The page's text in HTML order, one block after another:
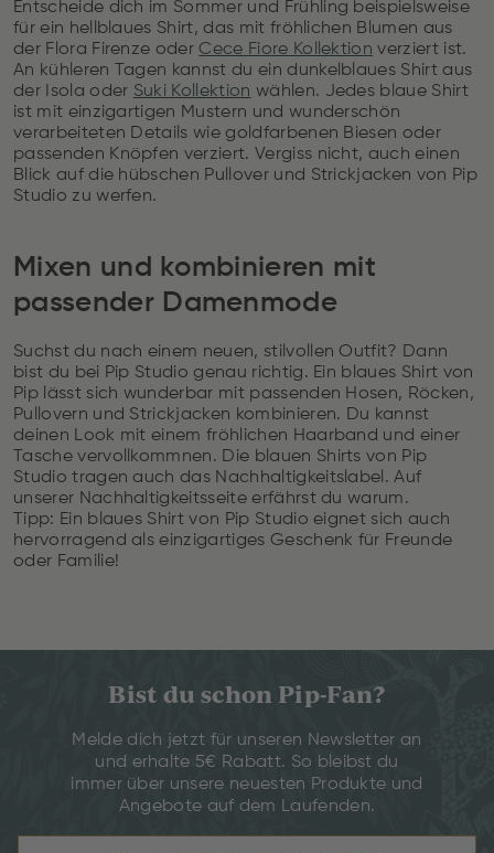
Entscheide dich im Sommer und Frühling beispielsweise
für ein hellblaues Shirt, das mit fröhlichen Blumen aus
der Flora Firenze oderCece Fiore Kollektion verziert ist.
An kühleren Tagen kannst du ein dunkelblaues Shirt aus
der Isola oder Suki Kollektion wählen. Jedes blaue Shirt
ist mit einzigartigen Mustern und wunderschön
verarbeiteten Details wie goldfarbenen Biesen oder
passenden Knöpfen verziert. Vergiss nicht, auch einen
Blick auf die hübschen Pullover und Strickjacken von Pip
Studio zu werfen.
Mixen und kombinieren mit
passender Damenmode
Suchst du nach einem neuen, stilvollen Outfit? Dann
bist du bei Pip Studio genau richtig. Ein blaues Shirt von
Pip lässt sich wunderbar mit passenden Hosen, Röcken,
Pullovern und Strickjacken kombinieren. Du kannst
deinen Look mit einem fröhlichen Haarband und einer
Tasche vervollkommnen. Die blauen Shirts von Pip
Studio tragen auch das Nachhaltigkeitslabel. Auf
unserer Nachhaltigkeitsseite erfährst du warum.
Tipp: Ein blaues Shirt von Pip Studio eignet sich auch
hervorragend als einzigartiges Geschenk für Freunde
oder Familie!
Bist du schon Pip-Fan?
Melde dich jetzt für unseren Newsletter an
und erhalte 5€ Rabatt. So bleibst du
immer über unsere neuesten Produkte und
Angebote auf dem Laufenden.